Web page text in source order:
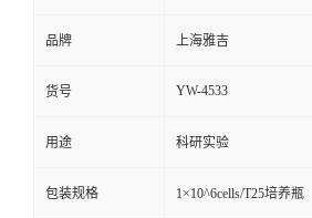
品牌 上海雅吉
货号 YW-4533
用途 科研实验
包装规格 1×10^6cells/T25培养瓶